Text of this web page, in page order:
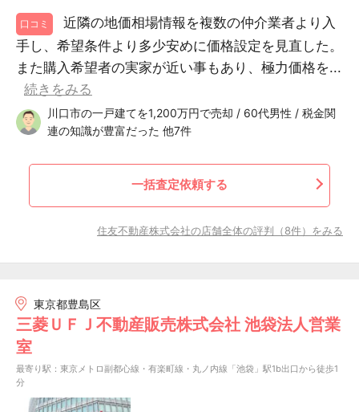
口コミ
近隣の地価相場情報を複数の仲介業者より入
手し、希望条件より多少安めに価格設定を見直した。
また購入希望者の実家が近い事もあり、極力価格を...
続きをみる
川口市の一戸建てを1,200万円で売却 / 60代男性 / 税金関
連の知識が豊富だった 他7件
一括査定依頼する
住友不動産株式会社の店舗全体の評判（8件）をみる
東京都豊島区
三菱ＵＦＪ不動産販売株式会社 池袋法人営業
室
最寄り駅：東京メトロ副都心線・有楽町線・丸ノ内線「池袋」駅1b出口から徒歩1
分